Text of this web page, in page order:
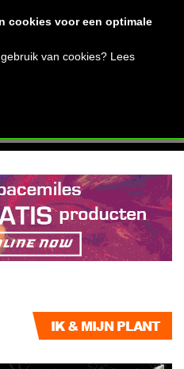
IK & MIJN PLANT
cookies voor een optimale
van cookies? Lees